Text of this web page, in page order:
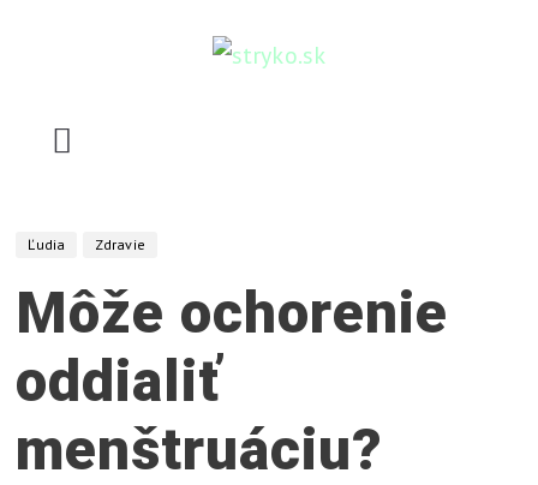
ž
e
,
v
y
s
Ľudia Zdravie
Môže ochorenie
oddialiť
menštruáciu?